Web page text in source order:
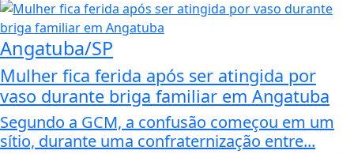
Angatuba/SP
Mulher fica ferida após ser atingida por
vaso durante briga familiar em Angatuba
Segundo a GCM, a confusão começou em um
sítio, durante uma confraternização entre...